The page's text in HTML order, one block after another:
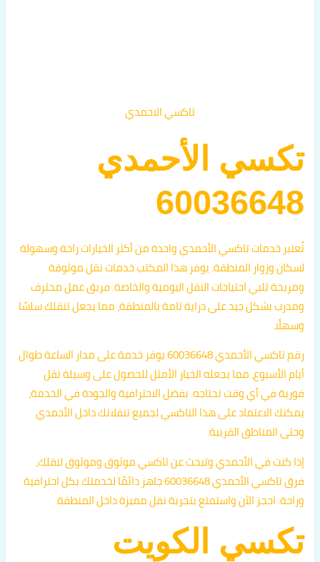
تاكسي الاحمدي
تكسي الأحمدي
60036648
تُعتبر خدمات تاكسي الأحمدي واحدة من أكثر الخيارات راحة وسهولة
لسكان وزوار المنطقة. يوفر هذا المكتب خدمات نقل موثوقة
ومريحة تلبي احتياجات النقل اليومية والخاصة. فريق عمل محترف
ومدرب بشكل جيد على دراية تامة بالمنطقة، مما يجعل تنقلك سلسًا
وسهلًا.
رقم تاكسي الأحمدي 60036648 يوفر خدمة على مدار الساعة طوال
أيام الأسبوع، مما يجعله الخيار الأمثل للحصول على وسيلة نقل
فورية في أي وقت تحتاجه. بفضل الاحترافية والجودة في الخدمة،
يمكنك الاعتماد على هذا التاكسي لجميع تنقلاتك داخل الأحمدي
وحتى المناطق القريبة.
إذا كنت في الأحمدي وتبحث عن تاكسي موثوق وموثوق لنقلك،
فرق تاكسي الأحمدي 60036648 جاهز دائمًا لخدمتك بكل احترافية
وراحة. احجز الآن واستمتع بتجربة نقل مميزة داخل المنطقة.
تكسي الكويت